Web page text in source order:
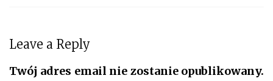
Leave a Reply
Twój adres email nie zostanie opublikowany.